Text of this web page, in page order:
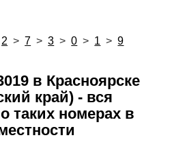
2 > 7 > 3 > 0 > 1 > 9
в Красноярске
край) - вся
таких номерах в